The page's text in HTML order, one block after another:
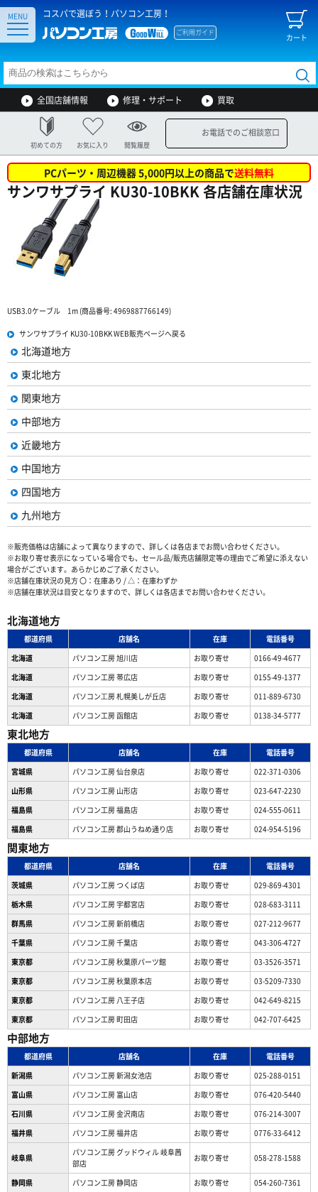
コスパで選ぼう！パソコン工房！
カート
ご利用ガイド
MENU
全国店舗情報 修理・サポート 買取
初めての方 お気に入り 閲覧履歴
お電話でのご相談窓口
PCパーツ・周辺機器 5,000円以上の商品で送料無料
サンワサプライ KU30-10BKK 各店舗在庫状況
USB3.0ケーブル 1m (商品番号: 4969887766149)
サンワサプライ KU30-10BKK WEB販売ページへ戻る
北海道地方
東北地方
関東地方
中部地方
近畿地方
中国地方
四国地方
九州地方
※販売価格は店舗によって異なりますので、詳しくは各店までお問い合わせください。
※お取り寄せ表示になっている場合でも、セール品/販売店舗限定等の理由でご希望に添えない
場合がございます。あらかじめご了承ください。
※店舗在庫状況の見方 〇：在庫あり / △：在庫わずか
※店舗在庫状況は目安となりますので、詳しくは各店までお問い合わせください。
北海道地方
都道府県 店舗名 在庫
電話番号
北海道
パソコン工房 旭川店 お取り寄せ
0166-49-4677
北海道
パソコン工房 帯広店 お取り寄せ
0155-49-1377
北海道
パソコン⼯房 札幌美しが丘店 お取り寄せ
011-889-6730
北海道
パソコン工房 函館店 お取り寄せ 0138-34-5777
東北地方
都道府県 店舗名 在庫
電話番号
宮城県
パソコン工房 仙台泉店 お取り寄せ
022-371-0306
山形県
パソコン工房 山形店 お取り寄せ
023-647-2230
福島県
パソコン工房 福島店 お取り寄せ
024-555-0611
福島県
パソコン工房 郡山うねめ通り店 お取り寄せ 024-954-5196
関東地方
都道府県 店舗名 在庫
電話番号
茨城県
パソコン工房 つくば店 お取り寄せ
029-869-4301
栃木県
パソコン工房 宇都宮店 お取り寄せ
028-683-3111
群馬県
パソコン工房 新前橋店 お取り寄せ
027-212-9677
千葉県
パソコン工房 千葉店 お取り寄せ
043-306-4727
東京都
パソコン工房 秋葉原パーツ館 お取り寄せ
03-3526-3571
東京都
パソコン工房 秋葉原本店 お取り寄せ
03-5209-7330
東京都
パソコン工房 八王子店 お取り寄せ
042-649-8215
東京都
パソコン工房 町田店 お取り寄せ 042-707-6425
中部地方
都道府県 店舗名 在庫
電話番号
新潟県
パソコン工房 新潟女池店 お取り寄せ
025-288-0151
富山県
パソコン工房 富山店 お取り寄せ
076-420-5440
石川県
パソコン工房 金沢南店 お取り寄せ
076-214-3007
福井県
パソコン工房 福井店 お取り寄せ 0776-33-6412
岐阜県
パソコン工房 グッドウィル 岐阜茜
部店
お取り寄せ 058-278-1588
静岡県 パソコン工房 静岡店 お取り寄せ
054-260-7361